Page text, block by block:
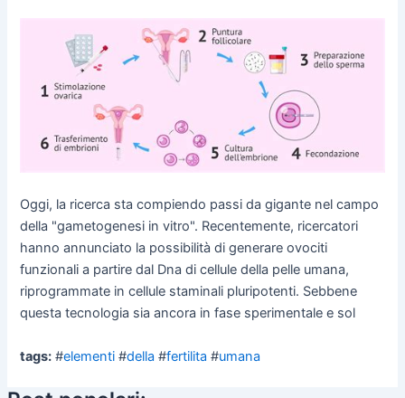
Oggi, la ricerca sta compiendo passi da gigante nel campo
della "gametogenesi in vitro". Recentemente, ricercatori
hanno annunciato la possibilità di generare ovociti
funzionali a partire dal Dna di cellule della pelle umana,
riprogrammate in cellule staminali pluripotenti. Sebbene
questa tecnologia sia ancora in fase sperimentale e sol
tags: #elementi #della #fertilita #umana